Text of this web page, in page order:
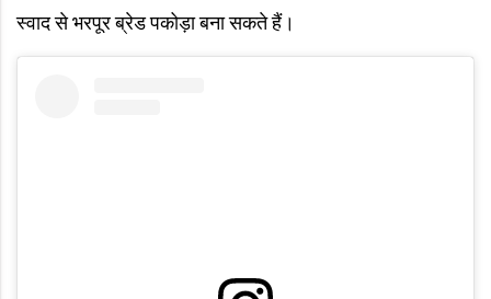
स्वाद से भरपूर ब्रेड पकोड़ा बना सकते हैं।